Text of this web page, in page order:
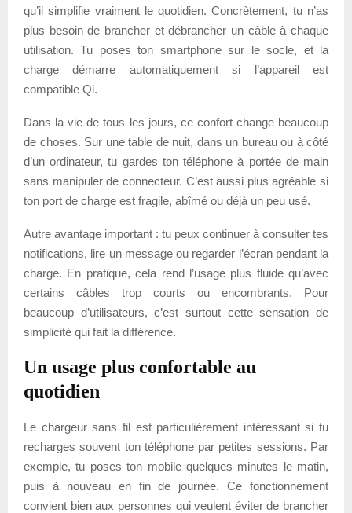
qu’il simplifie vraiment le quotidien. Concrètement, tu n’as
plus besoin de brancher et débrancher un câble à chaque
utilisation. Tu poses ton smartphone sur le socle, et la
charge démarre automatiquement si l’appareil est
compatible Qi.
Dans la vie de tous les jours, ce confort change beaucoup
de choses. Sur une table de nuit, dans un bureau ou à côté
d’un ordinateur, tu gardes ton téléphone à portée de main
sans manipuler de connecteur. C’est aussi plus agréable si
ton port de charge est fragile, abîmé ou déjà un peu usé.
Autre avantage important : tu peux continuer à consulter tes
notifications, lire un message ou regarder l’écran pendant la
charge. En pratique, cela rend l’usage plus fluide qu’avec
certains câbles trop courts ou encombrants. Pour
beaucoup d’utilisateurs, c’est surtout cette sensation de
simplicité qui fait la différence.
Un usage plus confortable au
quotidien
Le chargeur sans fil est particulièrement intéressant si tu
recharges souvent ton téléphone par petites sessions. Par
exemple, tu poses ton mobile quelques minutes le matin,
puis à nouveau en fin de journée. Ce fonctionnement
convient bien aux personnes qui veulent éviter de brancher